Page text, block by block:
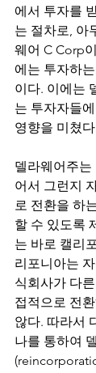
에서 투자를
는 절차로, 아
웨어 C Corp
에는 투자하
이다. 이에는
는 투자자들
영향을 미쳤
델라웨어주는
어서 그런지
로 전환을 하
할 수 있도록
는 바로 캘리
리포니아는
식회사가 다
접적으로 전
않다. 따라서
나를 통하여